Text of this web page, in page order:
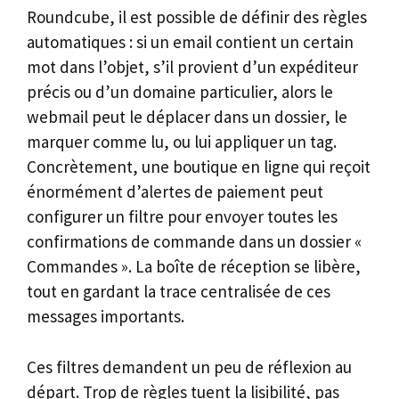
Roundcube, il est possible de définir des règles
automatiques : si un email contient un certain
mot dans l’objet, s’il provient d’un expéditeur
précis ou d’un domaine particulier, alors le
webmail peut le déplacer dans un dossier, le
marquer comme lu, ou lui appliquer un tag.
Concrètement, une boutique en ligne qui reçoit
énormément d’alertes de paiement peut
configurer un filtre pour envoyer toutes les
confirmations de commande dans un dossier «
Commandes ». La boîte de réception se libère,
tout en gardant la trace centralisée de ces
messages importants.
Ces filtres demandent un peu de réflexion au
départ. Trop de règles tuent la lisibilité, pas